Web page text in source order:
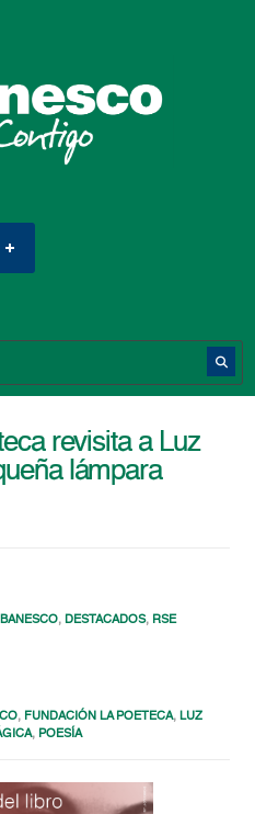
revisita a Luz
lámpara
,DESTACADOS, RSE
, FUNDACIÓN LA POETECA,LUZ
, POESÍA